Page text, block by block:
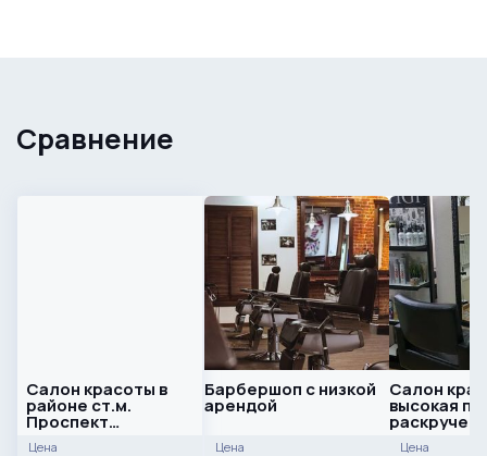
Сравнение
Салон красоты в
районе ст.м.
Проспект
Ветеранов
Цена
Барбершоп с низкой
арендой
Цена
Салон
высокая
сети
Цена